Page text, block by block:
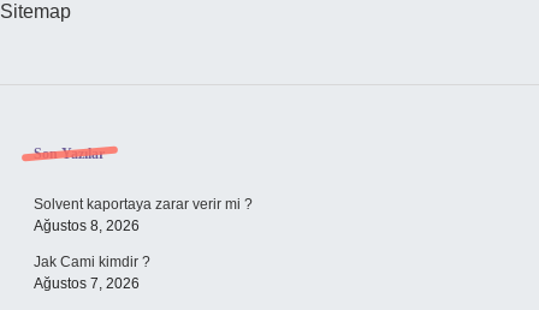
Sitemap
Sidebar
Son Yazılar
Solvent kaportaya zarar verir mi ?
Ağustos 8, 2026
Jak Cami kimdir ?
Ağustos 7, 2026